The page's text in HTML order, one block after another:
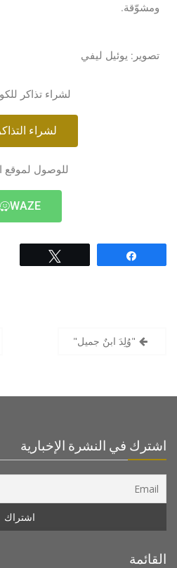
ومشوّقة.
تصوير: يوئيل ليفي
لشراء تذاكر
لشراء
للوصول لموقع
WAZE
"وُلِدَ ابنٌ جميل"
اشترك في النشرة الإخبارية
القائمة